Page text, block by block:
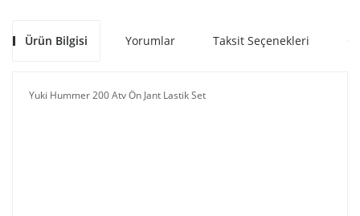
Ürün Bilgisi Yorumlar Taksit Seçenekleri
Yuki Hummer 200 Atv Ön Jant Lastik Set